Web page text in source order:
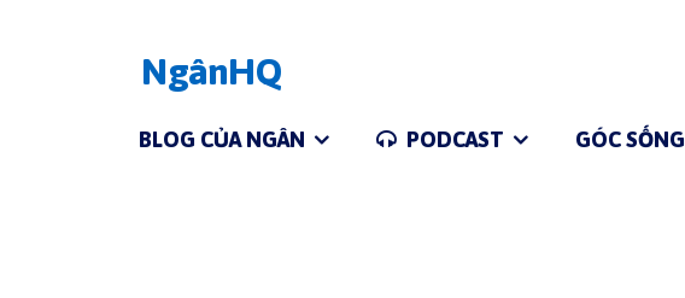
NgânHQ
BLOG CỦA NGÂN PODCAST GÓC SỐNG